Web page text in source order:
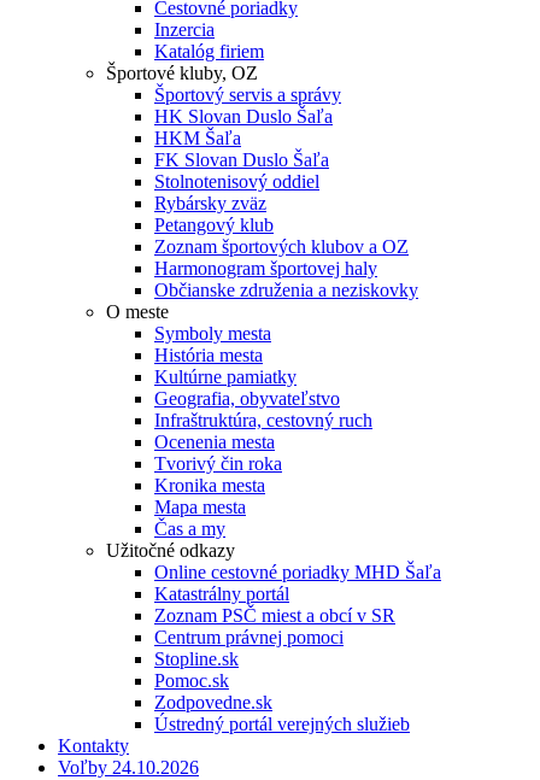
Cestovné poriadky
Inzercia
Katalóg firiem
Športové kluby, OZ
Športový servis a správy
HK Slovan Duslo Šaľa
HKM Šaľa
FK Slovan Duslo Šaľa
Stolnotenisový oddiel
Rybársky zväz
Petangový klub
Zoznam športových klubov a OZ
Harmonogram športovej haly
Občianske združenia a neziskovky
O meste
Symboly mesta
História mesta
Kultúrne pamiatky
Geografia, obyvateľstvo
Infraštruktúra, cestovný ruch
Ocenenia mesta
Tvorivý čin roka
Kronika mesta
Mapa mesta
Čas a my
Užitočné odkazy
Online cestovné poriadky MHD Šaľa
Katastrálny portál
Zoznam PSČ miest a obcí v SR
Centrum právnej pomoci
Stopline.sk
Pomoc.sk
Zodpovedne.sk
Ústredný portál verejných služieb
Kontakty
Voľby 24.10.2026